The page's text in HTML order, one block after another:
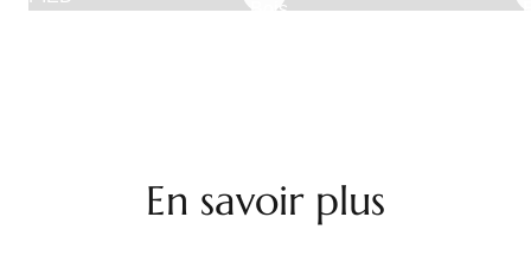
En savoir plus